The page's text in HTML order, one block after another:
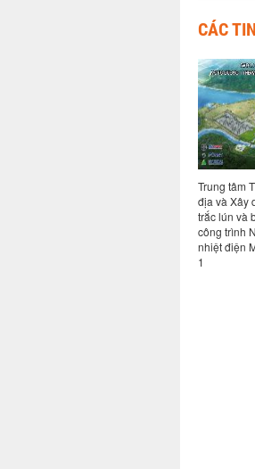
CÁC
Trung tâm
địa và Xây
trắc lún và
công trình
nhiệt điện
1